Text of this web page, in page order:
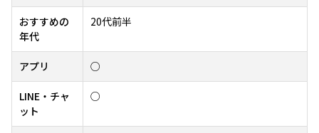
おすすめの
年代
20代前半
アプリ ○
LINE・チャ
ット
○